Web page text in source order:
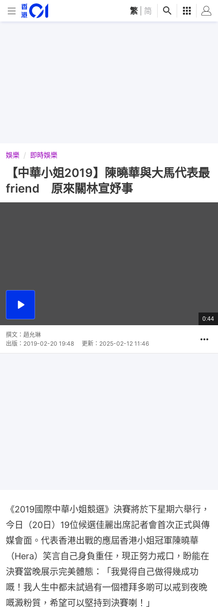
繁 简
娛樂 即時娛樂
【中華小姐2019】陳曉華與大馬代表最
friend 原來關林宣妤事
播
總
共
0:44
撰文： 趙允琳
出版： 2019-02-20 19:48 更新： 2025-02-12 11:46
《2019國際中華小姐競選》決賽將於下星期六舉行，
今日（20日）19位候選佳麗出席記者會首次正式與傳
媒會面。代表香港出戰的應屆香港小姐冠軍陳曉華
（Hera）笑言自己身負重任，現正努力戒口，盼能在
決賽當晚展示完美體態：「我覺得自己做得幾成功
嘅！我人生中都未試過有一個禮拜多啲可以戒到夜晩
嘅澱粉質，希望可以堅持到決賽喇！」